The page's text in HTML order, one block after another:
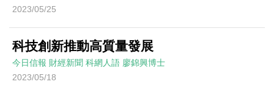
2023/05/25
科技創新推動高質量發展
今日信報 財經新聞 科網人語 廖錦興博士
2023/05/18